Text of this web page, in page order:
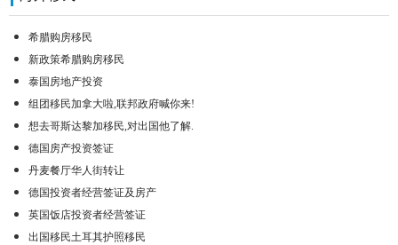
希腊购房移民
新政策希腊购房移民
泰国房地产投资
组团移民加拿大啦,联邦政府喊你来!
想去哥斯达黎加移民,对出国他了解.
德国房产投资签证
丹麦餐厅华人街转让
德国投资者经营签证及房产
英国饭店投资者经营签证
出国移民土耳其护照移民